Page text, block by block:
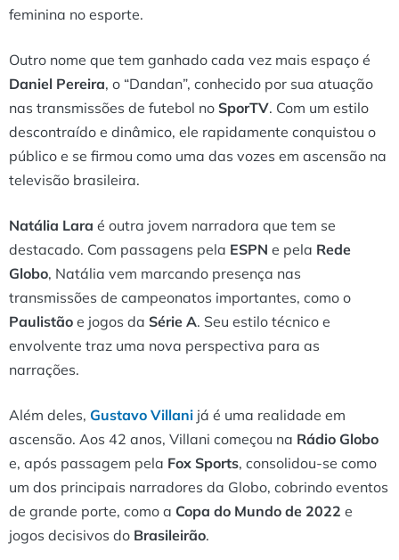
feminina no esporte.
Outro nome que tem ganhado cada vez mais espaço é
Daniel Pereira, o “Dandan”, conhecido por sua atuação
nas transmissões de futebol no SporTV. Com um estilo
descontraído e dinâmico, ele rapidamente conquistou o
público e se firmou como uma das vozes em ascensão na
televisão brasileira.
Natália Lara é outra jovem narradora que tem se
destacado. Com passagens pela ESPN e pela Rede
Globo, Natália vem marcando presença nas
transmissões de campeonatos importantes, como o
Paulistão e jogos da Série A. Seu estilo técnico e
envolvente traz uma nova perspectiva para as
narrações.
Além deles, Gustavo Villani já é uma realidade em
ascensão. Aos 42 anos, Villani começou na Rádio Globo
e, após passagem pela Fox Sports, consolidou-se como
um dos principais narradores da Globo, cobrindo eventos
de grande porte, como a Copa do Mundo de 2022 e
jogos decisivos do Brasileirão.